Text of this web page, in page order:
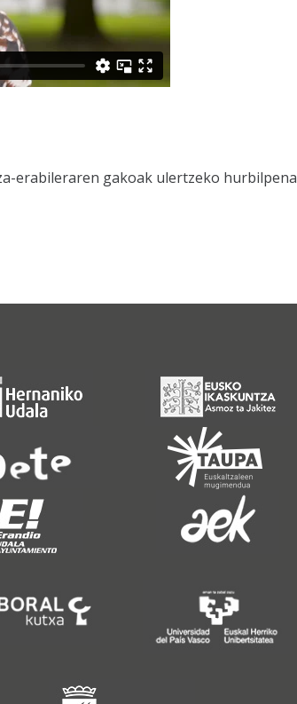
erabileraren gakoak ulertzeko hurbilpena